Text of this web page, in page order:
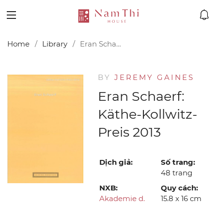
Home Library Eran Schaerf: Käthe-Kollwitz-Preis 2013
BY JEREMY GAINES
Eran Schaerf:
Käthe-Kollwitz-
Preis 2013
Dịch giả:
Số trang:
48 trang
NXB:
Akademie d.
Quy cách:
15.8 x 16 cm